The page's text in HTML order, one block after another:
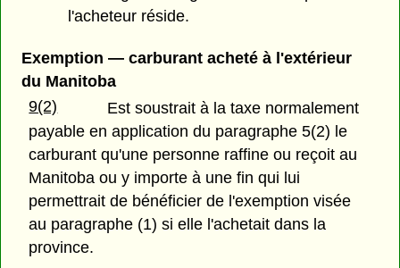
l'acheteur réside.
Exemption — carburant acheté à l'extérieur
du Manitoba
9(2)
Est soustrait à la taxe normalement
payable en application du paragraphe 5(2) le
carburant qu'une personne raffine ou reçoit au
Manitoba ou y importe à une fin qui lui
permettrait de bénéficier de l'exemption visée
au paragraphe (1) si elle l'achetait dans la
province.